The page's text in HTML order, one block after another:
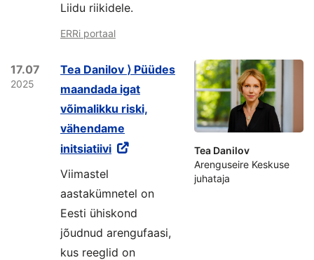
Liidu riikidele.
ERRi portaal
17.07
2025
Tea Danilov ⟩ Püüdes
maandada igat
võimalikku riski,
vähendame
initsiatiivi
Viimastel
aastakümnetel on
Eesti ühiskond
jõudnud arengufaasi,
kus reeglid on
Tea Danilov
Arenguseire Keskuse
juhataja